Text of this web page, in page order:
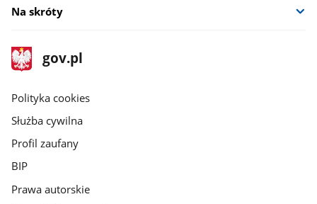
Na skróty
stopka
gov.pl
Strona
gov.pl
gov.pl
Polityka cookies
Służba cywilna
Profil zaufany
BIP
Prawa autorskie